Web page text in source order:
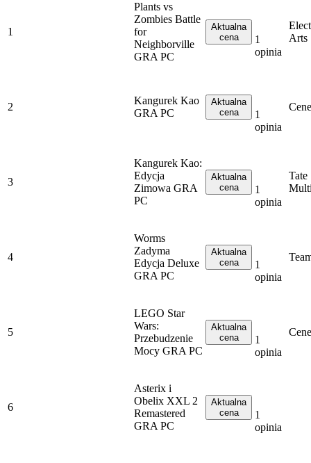
1
Plants vs
Zombies Battle
for
Neighborville
GRA PC
Aktualna
cena
1
opinia
Arts
2
Kangurek Kao
GRA PC
Aktualna
cena
1
opinia
3
Kangurek Kao:
Edycja
Zimowa GRA
PC
Aktualna
cena
1
opinia
Tate
4
Worms
Zadyma
Edycja Deluxe
GRA PC
Aktualna
cena
1
opinia
5
LEGO Star
Wars:
Przebudzenie
Mocy GRA PC
Aktualna
cena
1
opinia
6
Asterix i
Obelix XXL 2
Remastered
GRA PC
Aktualna
cena
1
opinia